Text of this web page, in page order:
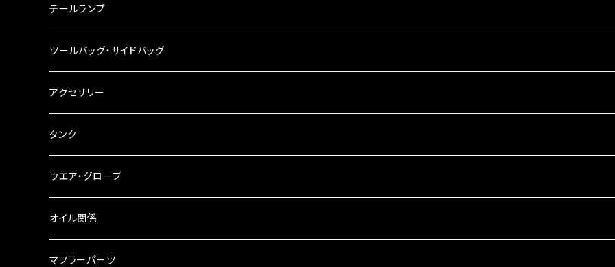
工具類
ハンドルスイッチ
その他
ハンドルポスト
ハンドルブレース
ステアリングダンパー
ブレーキ・クラッチレバー
スマホホルダー
テールランプ
ナンバー灯
ツールバッグ・サイドバッグ
ツールバッグ
サイドバッグ
サイドバッグサポート
リアBOX
ハードケース
アクセサリー
USB電源
電装系
タンク
タンク本体
タンクキャップ
タンクシール
ウエア・グローブ
オイル関係
4スト用エンジンオイル
マフラーパーツ